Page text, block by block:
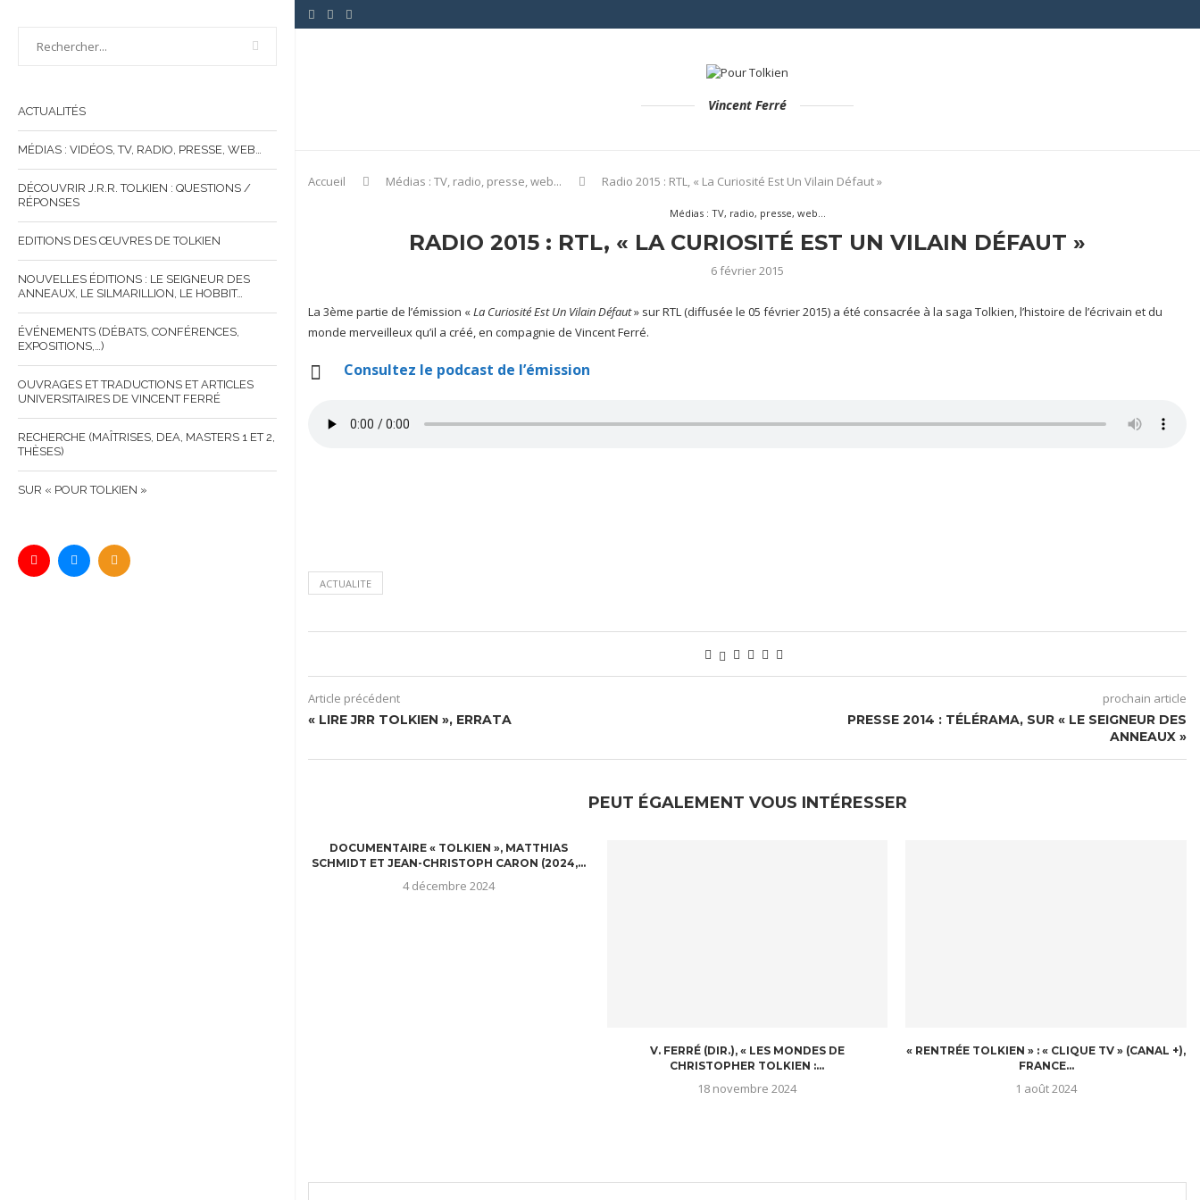
ACTUALITÉS
MÉDIAS : VIDÉOS, TV, RADIO, PRESSE, WEB…
DÉCOUVRIR J.R.R. TOLKIEN : QUESTIONS /
RÉPONSES
EDITIONS DES ŒUVRES DE TOLKIEN
NOUVELLES ÉDITIONS : LE SEIGNEUR DES
ANNEAUX, LE SILMARILLION, LE HOBBIT…
ÉVÉNEMENTS (DÉBATS, CONFÉRENCES,
EXPOSITIONS,…)
OUVRAGES ET TRADUCTIONS ET ARTICLES
UNIVERSITAIRES DE VINCENT FERRÉ
RECHERCHE (MAÎTRISES, DEA, MASTERS 1 ET 2,
THÈSES)
SUR « POUR TOLKIEN »
Vincent Ferré
Accueil Médias : TV, radio, presse, web... Radio 2015 : RTL, « La Curiosité Est Un Vilain Défaut »
Médias : TV, radio, presse, web...
RADIO 2015 : RTL, « LA CURIOSITÉ EST UN VILAIN DÉFAUT »
6 février 2015
La 3ème partie de l’émission «La Curiosité Est Un Vilain Défaut» sur RTL (diffusée le 05 février 2015) a été consacrée à la saga Tolkien, l’histoire de l’écrivain et du
monde merveilleux qu’il a créé, en compagnie de Vincent Ferré.
Consultez le podcast de l’émission
ACTUALITE
Article précédent
« LIRE JRR TOLKIEN », ERRATA
prochain article
PRESSE 2014 : TÉLÉRAMA, SUR « LE SEIGNEUR DES
ANNEAUX »
PEUT ÉGALEMENT VOUS INTÉRESSER
DOCUMENTAIRE « TOLKIEN », MATTHIAS
SCHMIDT ET JEAN-CHRISTOPH CARON (2024,...
4 décembre 2024
V. FERRÉ (DIR.), « LES MONDES DE
CHRISTOPHER TOLKIEN :...
18 novembre 2024
« RENTRÉE TOLKIEN » : « CLIQUE TV » (CANAL +),
FRANCE...
1 août 2024